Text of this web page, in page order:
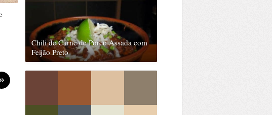
»
Chili de Carne de Porco Assada com
Feijão Preto